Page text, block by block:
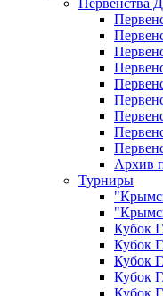
Архив
Турниры
Кубок
Кубок
Кубок
Кубок
Кубок